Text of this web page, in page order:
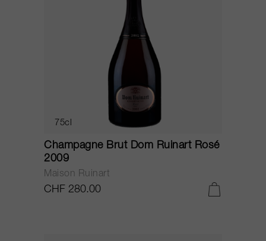
75cl
Champagne Brut Dom Ruinart Rosé
2009
Maison Ruinart
CHF 280.00